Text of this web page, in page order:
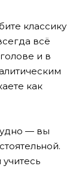
классику
всё
и в
как
— вы